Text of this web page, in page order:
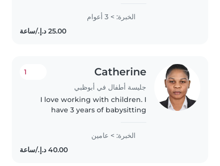
responsible, and truly enjoy
helping little ones learn and
grow. I love playing games and
الخبرة: > 3 أعوام
Catherine
جليسة أطفال في أبوظبي
1
I love working with children. I
have 3 years of babysitting
babies and toddlers. I also have
experience with children with
special needs, particularly,
الخبرة: > عامين